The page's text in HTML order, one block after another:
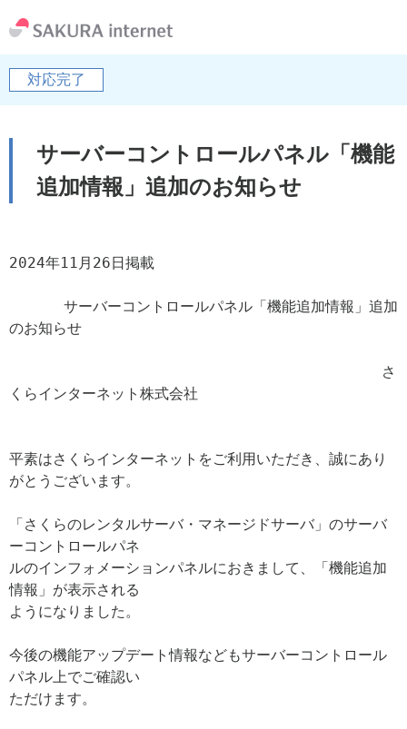
対応完了
サーバーコントロールパネル「機能
追加情報」追加のお知らせ
2024年11月26日掲載
のお知らせ
くらインターネット株式会社
平素はさくらインターネットをご利用いただき、誠にあり
がとうございます。
「さくらのレンタルサーバ・マネージドサーバ」のサーバ
ーコントロールパネ
ルのインフォメーションパネルにおきまして、「機能追加
情報」が表示される
ようになりました。
今後の機能アップデート情報などもサーバーコントロール
パネル上でご確認い
ただけます。